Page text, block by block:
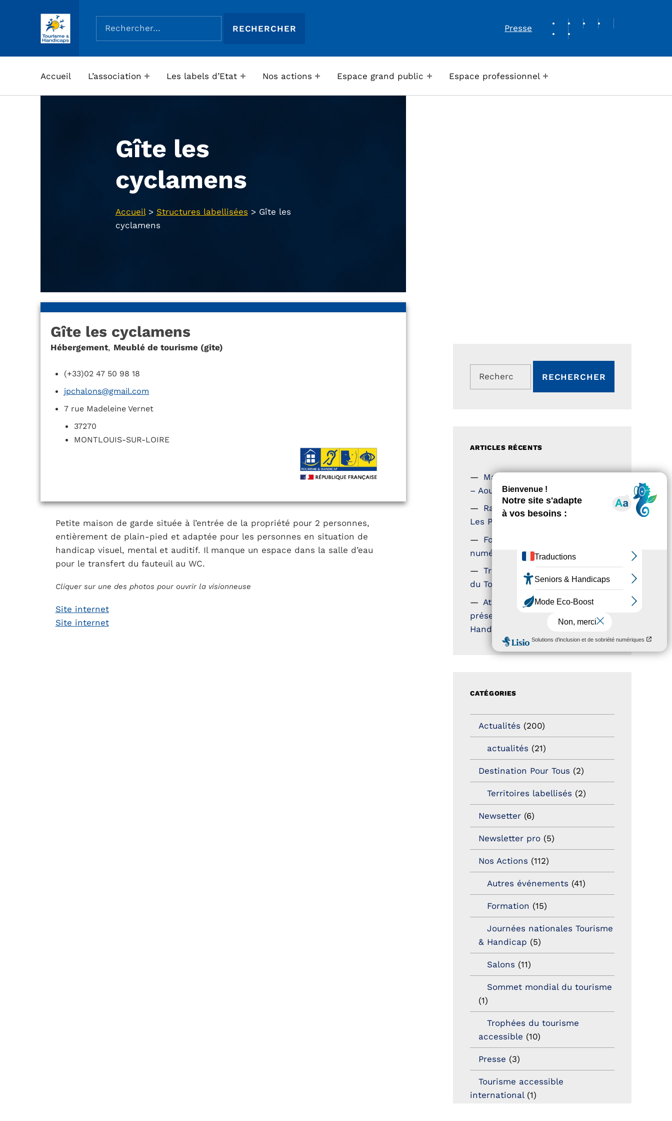
ASSOCIATION TOURISME ET HANDICAPS
Rechercher :
Presse
REVUE DE PRESSE
Accueil L’association Les labels d’Etat Nos actions Espace grand public Espace professionnel
Gîte les
cyclamens
Accueil> Structures labellisées > Gîte les
cyclamens
Gîte les cyclamens
Hébergement, Meublé de tourisme (gite)
(+33)02 47 50 98 18
jpchalons@gmail.com
7 rue Madeleine Vernet
37270
MONTLOUIS-SUR-LOIRE
Petite maison de garde située à l’entrée de la propriété pour 2 personnes,
entièrement de plain-pied et adaptée pour les personnes en situation de
handicap visuel, mental et auditif. Il manque un espace dans la salle d’eau
pour le transfert du fauteuil au WC.
Cliquer sur une des photos pour ouvrir la visionneuse
Site internet
Site internet
Rechercher :
ARTICLES RÉCENTS
Magazine Tourisme Accessible
– Aout 2026
Rallye Aicha des Gazelles –
Les Petillantes
Formation Communication
numérique
Trophées Horizons – Acteurs
du Tourisme Durable
Atout France – flyer
présentation label Tourisme &
Handicap
CATÉGORIES
Actualités (200)
actualités (21)
Destination Pour Tous (2)
Territoires labellisés (2)
Newsetter (6)
Newsletter pro (5)
Nos Actions (112)
Autres événements (41)
Formation (15)
Journées nationales Tourisme
& Handicap (5)
Salons (11)
Sommet mondial du tourisme
(1)
Trophées du tourisme
accessible (10)
Presse (3)
Tourisme accessible
international(1)